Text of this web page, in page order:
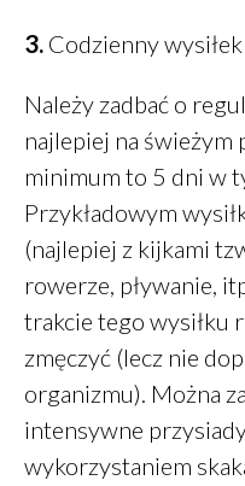
3. Codzienny
Należy zadbać o
najlepiej na
minimum to 5 dni w
Przykładowym
(najlepiej z kijkami
rowerze, pływanie,
trakcie tego wysiłku
zmęczyć (lecz nie
organizmu). Można
intensywne
wykorzystaniem